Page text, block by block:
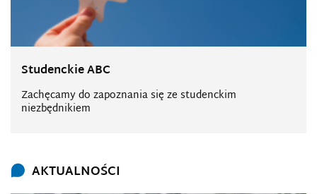
Studenckie ABC
Zachęcamy do zapoznania się ze studenckim
niezbędnikiem
AKTUALNOŚCI